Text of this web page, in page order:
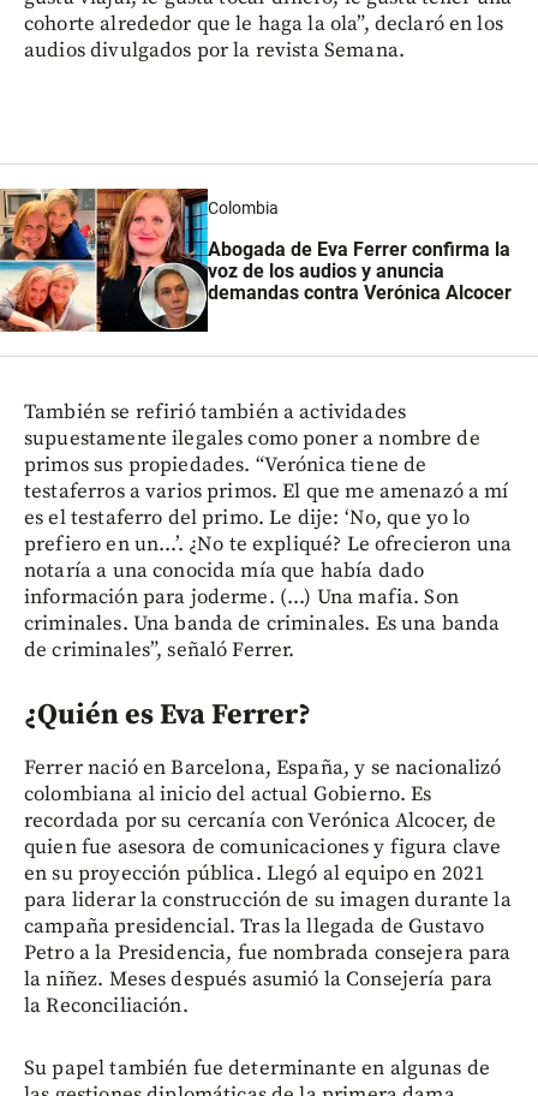
cohorte alrededor que le haga la ola”, declaró en los
audios divulgados por la revista Semana.
Colombia
Abogada de Eva Ferrer confirma la
voz de los audios y anuncia
demandas contra Verónica Alcocer
También se refirió también a actividades
supuestamente ilegales como poner a nombre de
primos sus propiedades. “Verónica tiene de
testaferros a varios primos. El que me amenazó a mí
es el testaferro del primo. Le dije: ‘No, que yo lo
prefiero en un...’. ¿No te expliqué? Le ofrecieron una
notaría a una conocida mía que había dado
información para joderme. (...) Una mafia. Son
criminales. Una banda de criminales. Es una banda
de criminales”, señaló Ferrer.
¿Quién es Eva Ferrer?
Ferrer nació en Barcelona, España, y se nacionalizó
colombiana al inicio del actual Gobierno. Es
recordada por su cercanía con Verónica Alcocer, de
quien fue asesora de comunicaciones y figura clave
en su proyección pública. Llegó al equipo en 2021
para liderar la construcción de su imagen durante la
campaña presidencial. Tras la llegada de Gustavo
Petro a la Presidencia, fue nombrada consejera para
la niñez. Meses después asumió la Consejería para
la Reconciliación.
Su papel también fue determinante en algunas de